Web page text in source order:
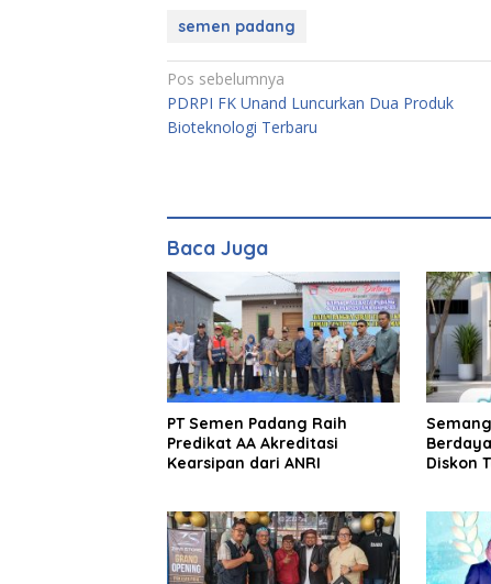
semen padang
Navigasi
pos
Pos sebelumnya
PDRPI FK Unand Luncurkan Dua Produk
Bioteknologi Terbaru
Baca Juga
PT Semen Padang Raih
Predikat AA Akreditasi
Kearsipan dari ANRI
Diskon